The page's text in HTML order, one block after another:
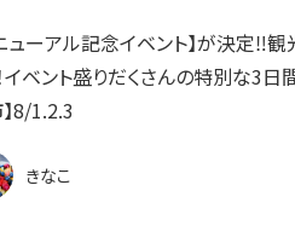
ューアル記念イベント】が決定‼︎
イベント盛りだくさんの特別な3
8/1.2.3
きなこ